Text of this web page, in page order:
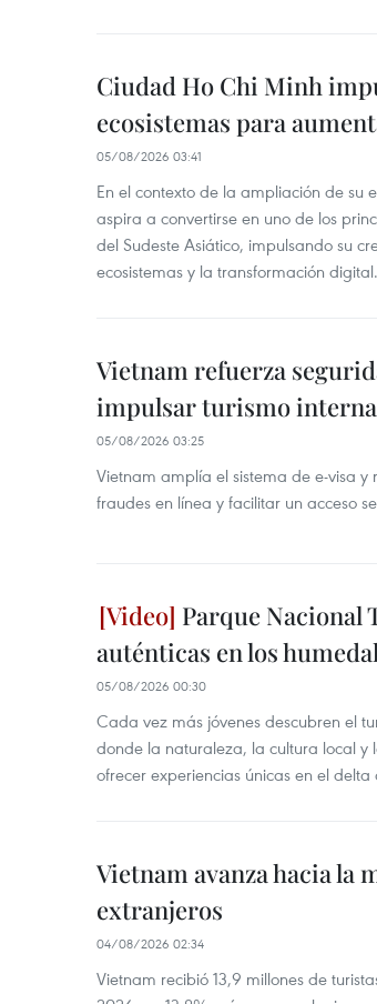
Ciudad Ho Chi Minh
ecosistemas para
05/08/2026 03:41
En el contexto de la ampliación de su
aspira a convertirse en uno de los
del Sudeste Asiático, impulsando su
ecosistemas y la transformación digital.
Vietnam refuerza
impulsar turismo
05/08/2026 03:25
Vietnam amplía el sistema de e-visa
fraudes en línea y facilitar un acceso
Parque Nacional
auténticas en los
05/08/2026 00:30
Cada vez más jóvenes descubren el
donde la naturaleza, la cultura local y
ofrecer experiencias únicas en el delta
Vietnam avanza hacia la
extranjeros
04/08/2026 02:34
Vietnam recibió 13,9 millones de